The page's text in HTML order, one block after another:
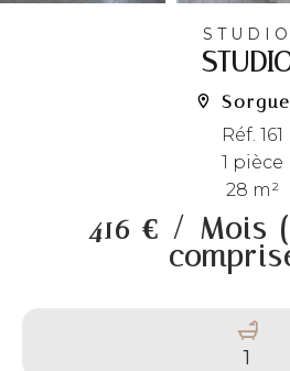
STUDIO
Réf. 161
1 pièce
28 m²
416 € / Mois
1